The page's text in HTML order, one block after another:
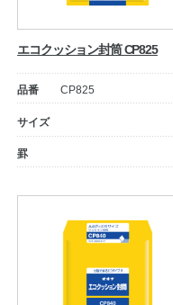
カタログ
お問い合わせ
エコクッション封筒 CP825
品番 CP825
サイズ
罫